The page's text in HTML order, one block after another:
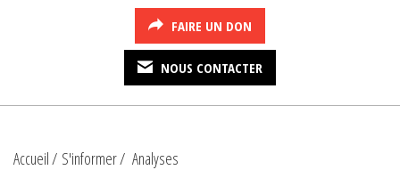
FAIRE UN DON
NOUS CONTACTER
Accueil S'informer
Analyses